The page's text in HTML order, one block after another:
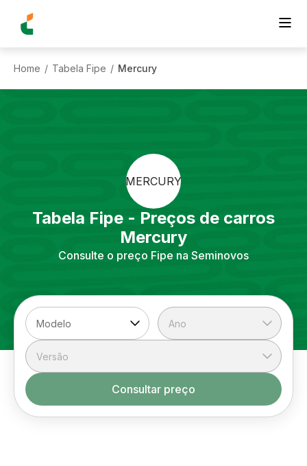
Home / Tabela Fipe / Mercury
MERCURY
Tabela Fipe - Preços de carros
Mercury
Consulte o preço Fipe na Seminovos
Consultar preço